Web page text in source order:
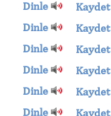
Dinle
Kaydet
Dinle
Kaydet
Dinle
Kaydet
Dinle
Kaydet
Dinle
Kaydet
Dinle
Kaydet